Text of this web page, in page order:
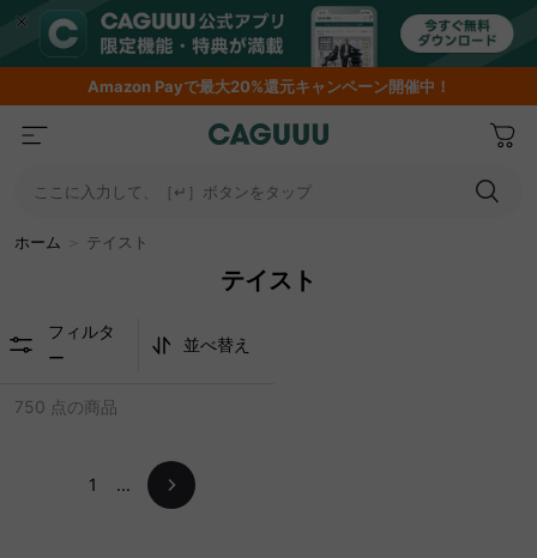
AmazonPayで最大20%還元キャンペーン開催中！
ここに入力して、［↵］ボタンをタップ
ホーム テイスト
テイスト
フィルタ
ー
並べ替え
750 点の商品
1 ...